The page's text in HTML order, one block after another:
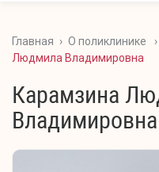
Главная › О поликлинике ›
Людмила Владимировна
Карамзина
Владимировна